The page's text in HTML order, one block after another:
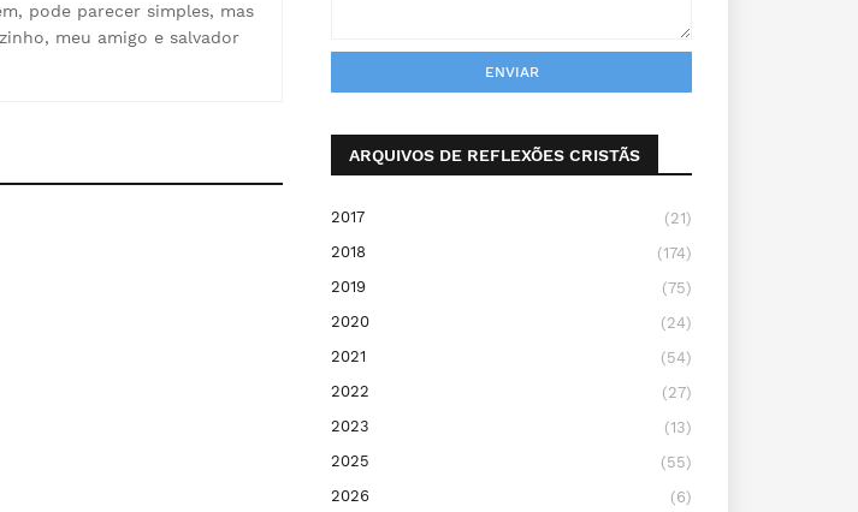
pode parecer simples, mas
meu amigo e salvador
ARQUIVOS DE REFLEXÕES CRISTÃS
2017
(21)
2018
(174)
2019
(75)
2020
(24)
2021
(54)
2022
(27)
2023
(13)
2025
(55)
2026
(6)